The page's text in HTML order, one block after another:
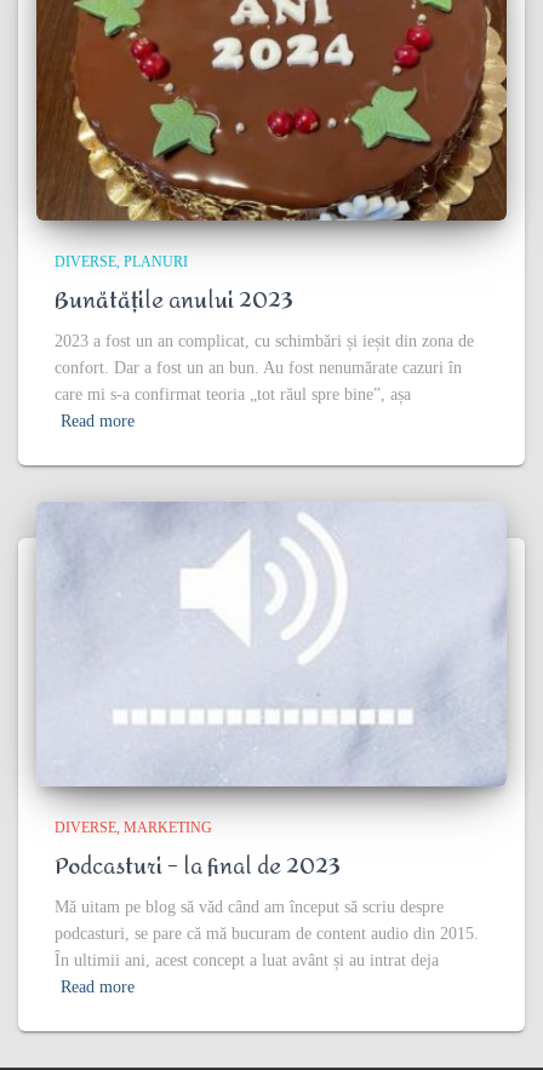
DIVERSE PLANURI
Bunătățile anului 2023
2023 a fost un an complicat, cu schimbări și ieșit din zona de
confort. Dar a fost un an bun. Au fost nenumărate cazuri în
care mi s-a confirmat teoria „tot răul spre bine”, așa
Read more
DIVERSE MARKETING
Podcasturi – la final de 2023
Mă uitam pe blog să văd când am început să scriu despre
podcasturi, se pare că mă bucuram de content audio din 2015.
În ultimii ani, acest concept a luat avânt și au intrat deja
Read more